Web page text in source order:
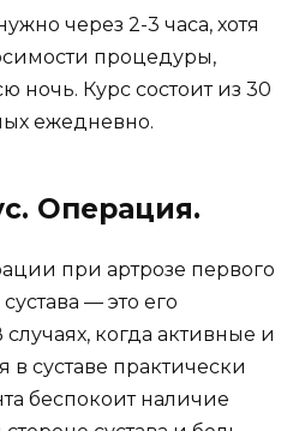
через 2-3 часа, хотя
процедуры,
ночь. Курс состоит из 30
ежедневно.
Операция.
при артрозе первого
— это его
когда активные и
суставе практически
беспокоит наличие